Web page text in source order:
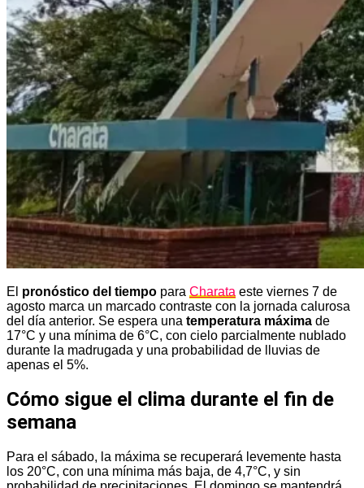
El pronóstico del tiempo para Charata este viernes 7 de
agosto marca un marcado contraste con la jornada calurosa
del día anterior. Se espera una temperatura máxima de
17°C y una mínima de 6°C, con cielo parcialmente nublado
durante la madrugada y una probabilidad de lluvias de
apenas el 5%.
Cómo sigue el clima durante el fin de
semana
Para el sábado, la máxima se recuperará levemente hasta
los 20°C, con una mínima más baja, de 4,7°C, y sin